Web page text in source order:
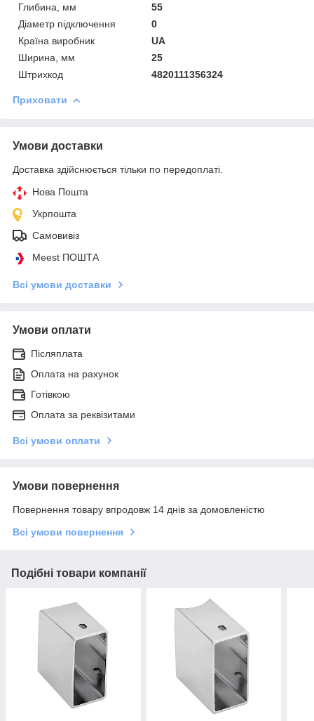
Глибина, мм
55
Діаметр підключення
0
Країна виробник
UA
Ширина, мм
25
Штрихкод
4820111356324
Приховати
Умови доставки
Доставка здійснюється тільки по передоплаті.
Нова Пошта
Укрпошта
Самовивіз
Meest ПОШТА
Всі умови доставки
Умови оплати
Післяплата
Оплата на рахунок
Готівкою
Оплата за реквізитами
Всі умови оплати
Умови повернення
Повернення товару впродовж 14 днів за домовленістю
Всі умови повернення
Подібні товари компанії